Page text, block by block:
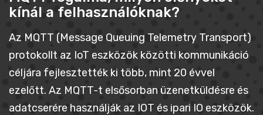
kínál a felhasználóknak?
Az MQTT (Message Queuing Telemetry Transport)
protokollt az IoT eszközök közötti kommunikáció
céljára fejlesztették ki több, mint 20 évvel
ezelőtt. Az MQTT-t elsősorban üzenetküldésre és
adatcserére használják az IOT és ipari IO eszközök.